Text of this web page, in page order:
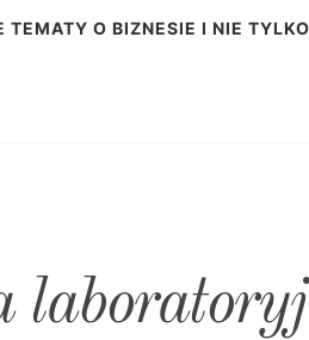
TEMATY O BIZNESIE I NIE TYLKO